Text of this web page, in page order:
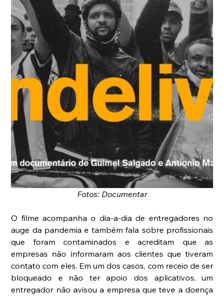
Fotos: Documentar
O filme acompanha o dia-a-dia de entregadores no
auge da pandemia e também fala sobre profissionais
que foram contaminados e acreditam que as
empresas não informaram aos clientes que tiveram
contato com eles. Em um dos casos, com receio de ser
bloqueado e não ter apoio dos aplicativos, um
entregador não avisou a empresa que teve a doença